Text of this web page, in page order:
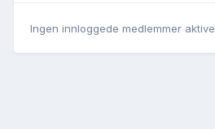
Ingen innloggede medlemmer aktive